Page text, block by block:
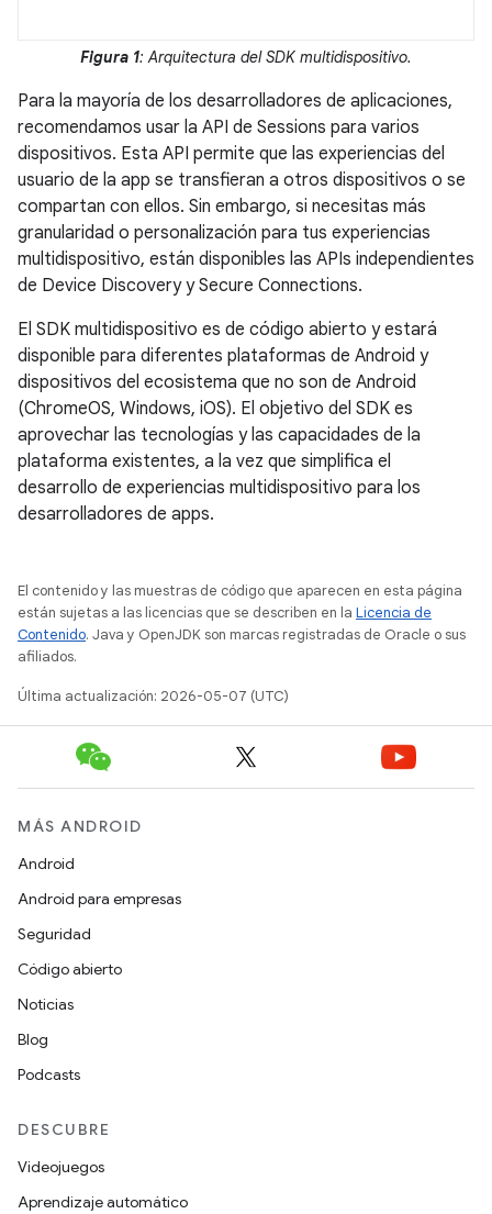
Figura 1: Arquitectura del SDK multidispositivo.
Para la mayoría de los desarrolladores de aplicaciones,
recomendamos usar la API de Sessions para varios
dispositivos. Esta API permite que las experiencias del
usuario de la app se transfieran a otros dispositivos o se
compartan con ellos. Sin embargo, si necesitas más
granularidad o personalización para tus experiencias
multidispositivo, están disponibles las APIs independientes
de Device Discovery y Secure Connections.
El SDK multidispositivo es de código abierto y estará
disponible para diferentes plataformas de Android y
dispositivos del ecosistema que no son de Android
(ChromeOS, Windows, iOS). El objetivo del SDK es
aprovechar las tecnologías y las capacidades de la
plataforma existentes, a la vez que simplifica el
desarrollo de experiencias multidispositivo para los
desarrolladores de apps.
El contenido y las muestras de código que aparecen en esta página
están sujetas a las licencias que se describen en la Licencia de
Contenido. Java y OpenJDK son marcas registradas de Oracle o sus
afiliados.
Última actualización: 2026-05-07 (UTC)
MÁS ANDROID
Android
Android para empresas
Seguridad
Código abierto
Noticias
Blog
Podcasts
DESCUBRE
Videojuegos
Aprendizaje automático